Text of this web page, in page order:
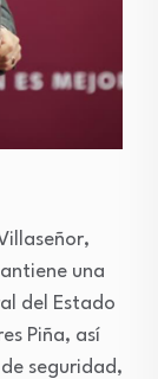
una
del Estado
Piña, así
seguridad,